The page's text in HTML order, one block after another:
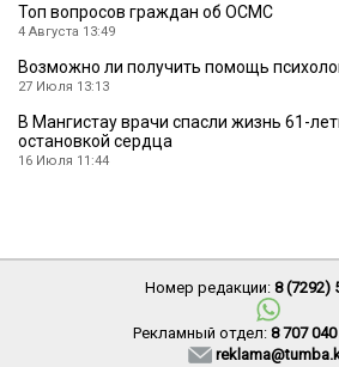
Топ вопросов граждан об ОСМС
4 Августа 13:49
Возможно ли получить помощь
27 Июля 13:13
В Мангистау врачи спасли жизнь 61-
остановкой сердца
16 Июля 11:44
Номер редакции: 8 (7292)
Рекламный отдел: 8 707 040